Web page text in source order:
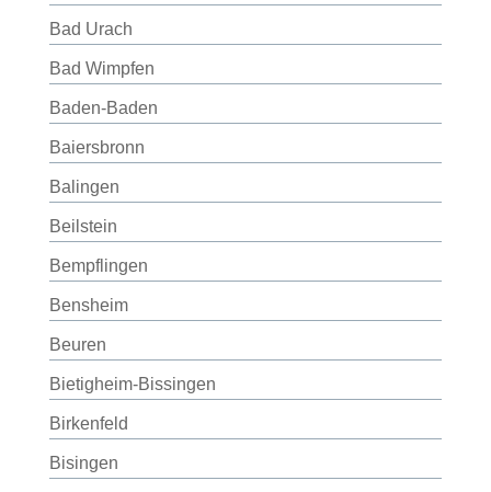
Bad Urach
Bad Wimpfen
Baden-Baden
Baiersbronn
Balingen
Beilstein
Bempflingen
Bensheim
Beuren
Bietigheim-Bissingen
Birkenfeld
Bisingen